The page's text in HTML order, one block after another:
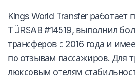
Kings World Transfer работает
TÜRSAB #14519, выполнил
трансферов с 2016 года и
по отзывам пассажиров. Для
люксовым отелям